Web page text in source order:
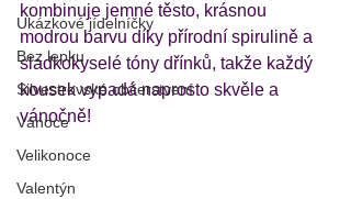
Ukázkové jídelníčky
Bez lepku
Silvestrovské občerstvení
Vánoce
Velikonoce
Valentýn
kombinuje jemné těsto, krásnou
modrou barvu díky přírodní spirulině a
sladkokyselé tóny dřínků, takže každý
kousek vypadá naprosto skvěle a
vánočně!